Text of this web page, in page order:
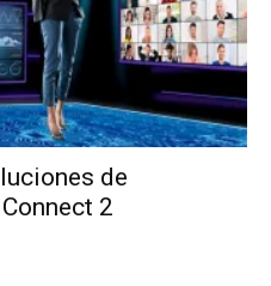
de
2